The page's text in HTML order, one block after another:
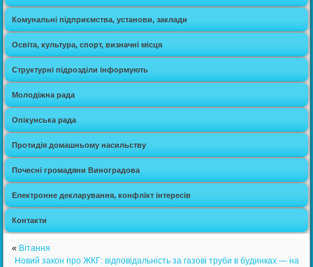
Комунальні підприємства, установи, заклади
Освіта, культура, спорт, визначні місця
Структурні підрозділи інформують
Молодіжна рада
Опікунська рада
Протидія домашньому насильству
Почесні громадяни Виноградова
Електронне декларування, конфлікт інтересів
Контакти
« Вітання
Новий закон про ЖКГ: відповідальність за газові труби в будинках — на